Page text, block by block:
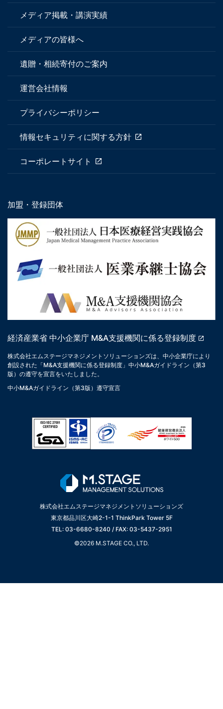
メディア掲載・講演実績
メディアの皆様へ
遺贈・相続寄付のご案内
運営会社情報
プライバシーポリシー
情報セキュリティに関する方針
コーポレートサイト
加盟・登録団体
経済産業省 中小企業庁 M&A支援機関に係る登録制度
株式会社エムステージマネジメントソリューションズは、中小企業庁により
創設された「M&A支援機関に係る登録制度」中小M&Aガイドライン（第3
版）の遵守を宣言をいたしました。
中小M&Aガイドライン（第3版）遵守宣言
株式会社エムステージマネジメントソリューションズ
東京都品川区大崎2-1-1 ThinkPark Tower 5F
TEL: 03-6680-8240 / FAX: 03-5437-2951
©2026 M.STAGE CO., LTD.